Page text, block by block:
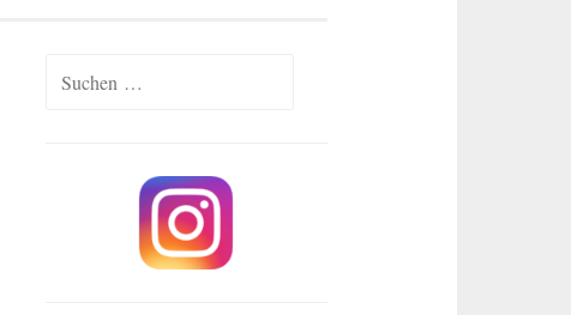
Suchen